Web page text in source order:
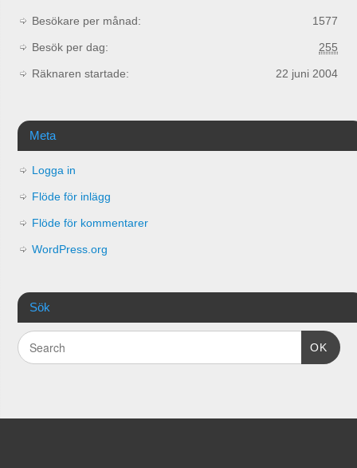
1577
Besökare per månad:
255
Besök per dag:
22 juni 2004
Räknaren startade:
Meta
Logga in
Flöde för inlägg
Flöde för kommentarer
WordPress.org
Sök
OK